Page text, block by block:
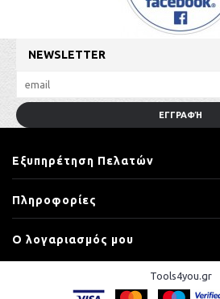
NEWSLETTER
ΕΓΓΡΑΦΉ
Εξυπηρέτηση Πελατών
Πληροφορίες
Ο λογαριασμός μου
Tools4you.gr